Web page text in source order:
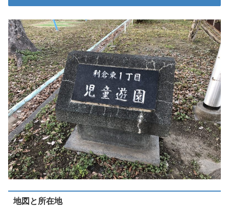
地図と所在地